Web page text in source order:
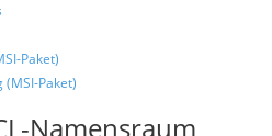
Paket)
Paket)
Namensraum